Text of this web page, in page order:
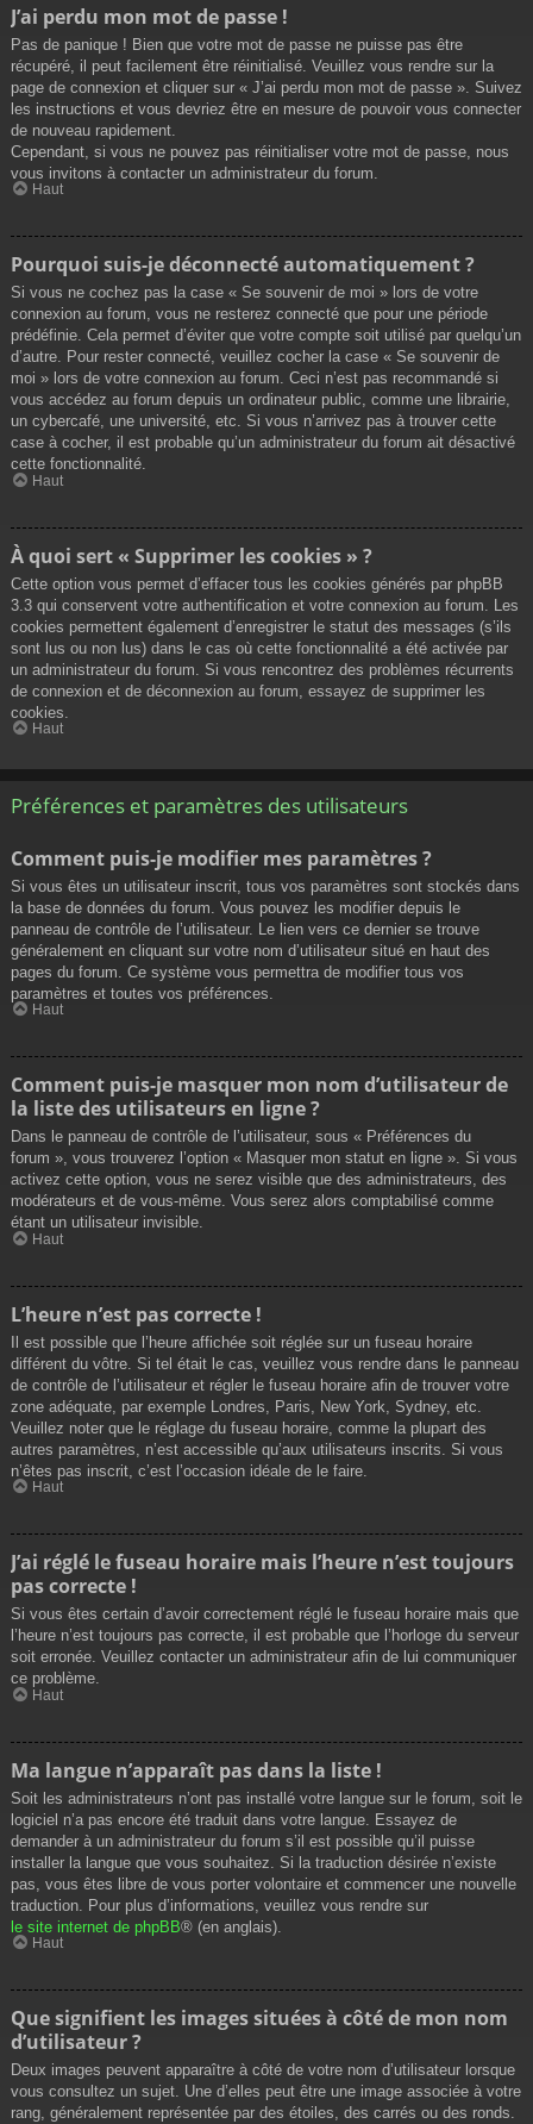
J’ai perdu mon mot de passe !
Pas de panique ! Bien que votre mot de passe ne puisse pas être
récupéré, il peut facilement être réinitialisé. Veuillez vous rendre sur la
page de connexion et cliquer sur « J’ai perdu mon mot de passe ». Suivez
les instructions et vous devriez être en mesure de pouvoir vous connecter
de nouveau rapidement.
Cependant, si vous ne pouvez pas réinitialiser votre mot de passe, nous
vous invitons à contacter un administrateur du forum.
Haut
Pourquoi suis-je déconnecté automatiquement ?
Si vous ne cochez pas la case « Se souvenir de moi » lors de votre
connexion au forum, vous ne resterez connecté que pour une période
prédéfinie. Cela permet d’éviter que votre compte soit utilisé par quelqu’un
d’autre. Pour rester connecté, veuillez cocher la case « Se souvenir de
moi » lors de votre connexion au forum. Ceci n’est pas recommandé si
vous accédez au forum depuis un ordinateur public, comme une librairie,
un cybercafé, une université, etc. Si vous n’arrivez pas à trouver cette
case à cocher, il est probable qu’un administrateur du forum ait désactivé
cette fonctionnalité.
Haut
À quoi sert « Supprimer les cookies » ?
Cette option vous permet d’effacer tous les cookies générés par phpBB
3.3 qui conservent votre authentification et votre connexion au forum. Les
cookies permettent également d’enregistrer le statut des messages (s’ils
sont lus ou non lus) dans le cas où cette fonctionnalité a été activée par
un administrateur du forum. Si vous rencontrez des problèmes récurrents
de connexion et de déconnexion au forum, essayez de supprimer les
cookies.
Haut
Préférences et paramètres des utilisateurs
Comment puis-je modifier mes paramètres ?
Si vous êtes un utilisateur inscrit, tous vos paramètres sont stockés dans
la base de données du forum. Vous pouvez les modifier depuis le
panneau de contrôle de l’utilisateur. Le lien vers ce dernier se trouve
généralement en cliquant sur votre nom d’utilisateur situé en haut des
pages du forum. Ce système vous permettra de modifier tous vos
paramètres et toutes vos préférences.
Haut
Comment puis-je masquer mon nom d’utilisateur de
la liste des utilisateurs en ligne ?
Dans le panneau de contrôle de l’utilisateur, sous « Préférences du
forum », vous trouverez l’option « Masquer mon statut en ligne ». Si vous
activez cette option, vous ne serez visible que des administrateurs, des
modérateurs et de vous-même. Vous serez alors comptabilisé comme
étant un utilisateur invisible.
Haut
L’heure n’est pas correcte !
Il est possible que l’heure affichée soit réglée sur un fuseau horaire
différent du vôtre. Si tel était le cas, veuillez vous rendre dans le panneau
de contrôle de l’utilisateur et régler le fuseau horaire afin de trouver votre
zone adéquate, par exemple Londres, Paris, New York, Sydney, etc.
Veuillez noter que le réglage du fuseau horaire, comme la plupart des
autres paramètres, n’est accessible qu’aux utilisateurs inscrits. Si vous
n’êtes pas inscrit, c’est l’occasion idéale de le faire.
Haut
J’ai réglé le fuseau horaire mais l’heure n’est toujours
pas correcte !
Si vous êtes certain d’avoir correctement réglé le fuseau horaire mais que
l’heure n’est toujours pas correcte, il est probable que l’horloge du serveur
soit erronée. Veuillez contacter un administrateur afin de lui communiquer
ce problème.
Haut
Ma langue n’apparaît pas dans la liste !
Soit les administrateurs n’ont pas installé votre langue sur le forum, soit le
logiciel n’a pas encore été traduit dans votre langue. Essayez de
demander à un administrateur du forum s’il est possible qu’il puisse
installer la langue que vous souhaitez. Si la traduction désirée n’existe
pas, vous êtes libre de vous porter volontaire et commencer une nouvelle
traduction. Pour plus d’informations, veuillez vous rendre sur
le site internet de phpBB® (en anglais).
Haut
Que signifient les images situées à côté de mon nom
d’utilisateur ?
Deux images peuvent apparaître à côté de votre nom d’utilisateur lorsque
vous consultez un sujet. Une d’elles peut être une image associée à votre
rang, généralement représentée par des étoiles, des carrés ou des ronds.